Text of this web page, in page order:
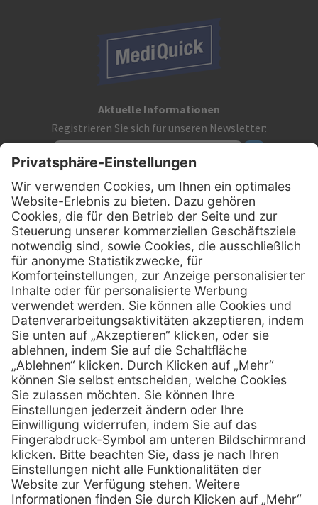
Aktuelle Informationen
Registrieren Sie sich für unseren Newsletter:
Kontakt
MediQuick Arzt- und Krankenhausbedarfshandel GmbH
Hans-Wunderlich-Straße 7
D-49078 Osnabrück
Telefon:0800 - 633 43 66
E-Mail: info @ mediquick.de
Services
Serviceversprechen
Sprechstundenbedarf
Retoure anmelden
Hilfe
FAQs
Kontakt
Lob & Kritik
Zertifikat Rechtliches
AGB
Impressum